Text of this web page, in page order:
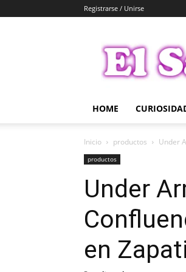
Registrarse / Unirse
HOME
Inicio productos Under
productos
Under
en